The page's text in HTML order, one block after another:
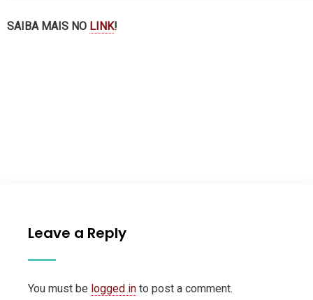
SAIBA MAIS NO LINK!
Leave a Reply
You must be logged in to post a comment.